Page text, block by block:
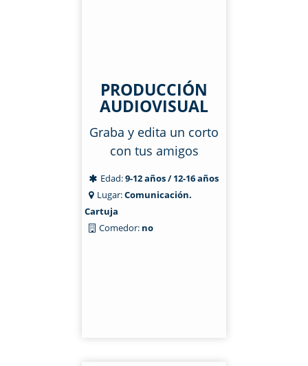
PRODUCCIÓN
AUDIOVISUAL
Graba y edita un corto
con tus amigos
Edad:9-12 años / 12-16 años
Lugar:Comunicación.
Cartuja
Comedor: no